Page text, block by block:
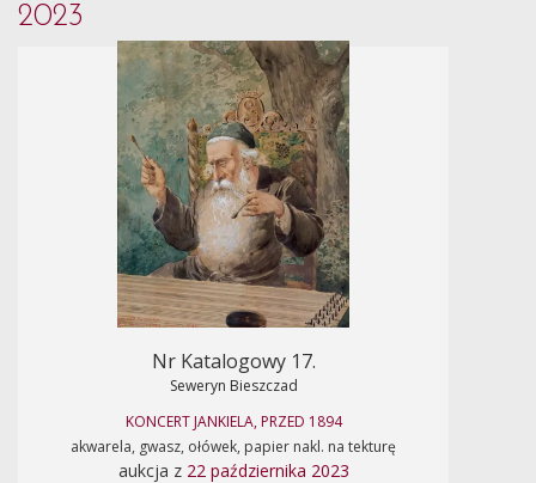
2023
Nr Katalogowy 17.
Seweryn Bieszczad
KONCERT JANKIELA, PRZED 1894
akwarela, gwasz, ołówek, papier nakl. na tekturę
aukcja z 22 października 2023